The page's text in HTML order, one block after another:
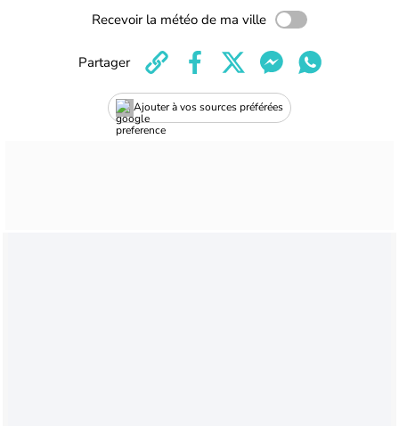
Recevoir la météo de ma ville
Ajouter à vos sources préférées
Partager